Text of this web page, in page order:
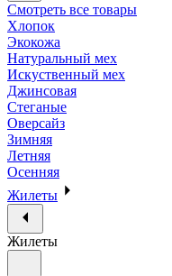
Смотреть все товары
Хлопок
Экокожа
Натуральный мех
Искуственный мех
Джинсовая
Стеганые
Оверсайз
Зимняя
Летняя
Осенняя
Жилеты
Жилеты